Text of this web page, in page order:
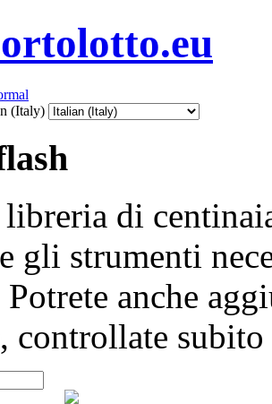
libreria di
gli strumenti
anche
controllate